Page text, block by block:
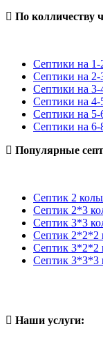
По колличеству
Септики на 1-
Септики на 2-
Септики на 3-
Септики на 4-
Септики на 5-
Септики на 6-
Популярные
Септик 2
Септик 2*3
Септик 3*3
Септик 2*2*2
Септик 3*2*2
Септик 3*3*3
Наши услуги: